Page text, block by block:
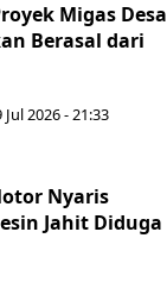
Migas Desa
Berasal dari
Jul 2026 - 21:33
Nyaris
Jahit Diduga